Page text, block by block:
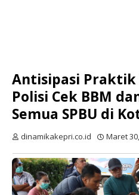
Antisipasi Praktik
Polisi Cek BBM
Semua SPBU di
dinamikakepri.co.id Maret